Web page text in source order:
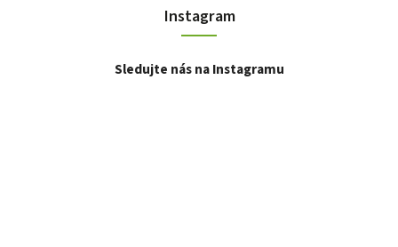
Instagram
Sledujte nás na Instagramu